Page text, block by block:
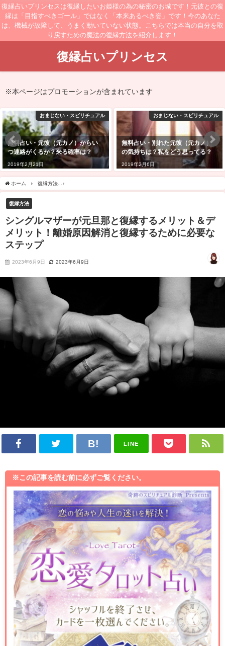
復縁占いプリンセスは復縁したいお姫様の為の秘密のお城です！元彼との復
縁は「目指すべきゴール」ではなく「本来あるべき姿」です！今のあなた
は、機械が故障して、うまく動いていない状態。こちらでは本当の自分を取
り戻すための魔法の復縁方法を紹介します！
復縁占いプリンセス
※本ページはプロモーションが含まれています
おまじない・スピリチュアル
無料占い・元彼（元カノ）からい
つ連絡がくるか？来る確率は？
2019年2月21日
おまじない・スピリチュアル
無料占い・別れた元彼（元カノ）
の気持ちは？私をどう思ってる？
2019年2月6日
ホーム 復縁方法
復縁方法
シングルマザーが元旦那と復縁するメリット＆デ
メリット！離婚原因解消と復縁するために必要な
ステップ
2023年6月9日 2023年6月9日
LINE
※この記事を読む前に必ずご覧ください。